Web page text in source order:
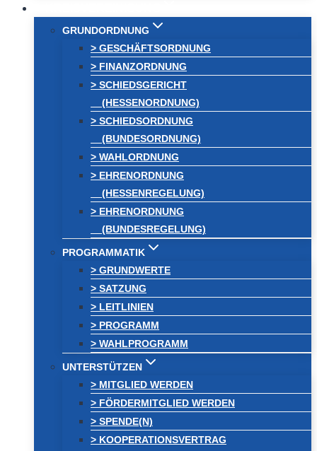
GRUNDORDNUNG
> GESCHÄFTSORDNUNG
> FINANZORDNUNG
> SCHIEDSGERICHT
(HESSENORDNUNG)
> SCHIEDSORDNUNG
(BUNDESORDNUNG)
> WAHLORDNUNG
> EHRENORDNUNG
(HESSENREGELUNG)
> EHRENORDNUNG
(BUNDESREGELUNG)
PROGRAMMATIK
> GRUNDWERTE
> SATZUNG
> LEITLINIEN
> PROGRAMM
> WAHLPROGRAMM
UNTERSTÜTZEN
> MITGLIED WERDEN
> FÖRDERMITGLIED WERDEN
> SPENDE(N)
> KOOPERATIONSVERTRAG